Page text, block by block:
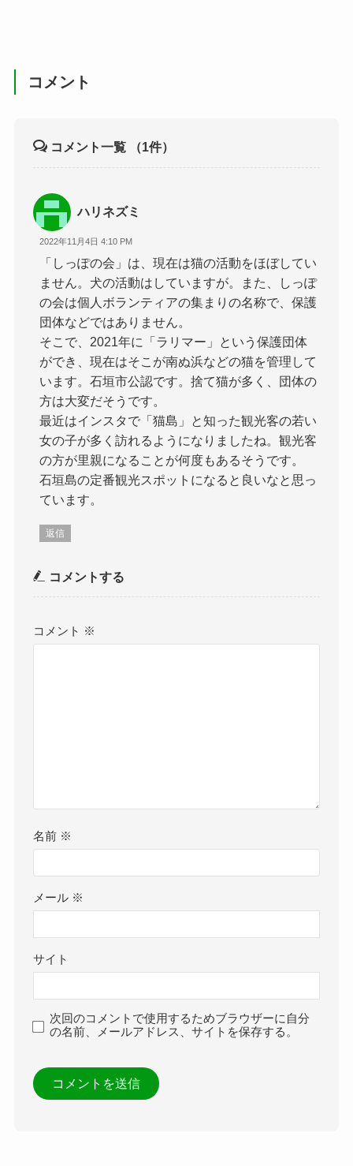
コメント
コメント一覧 （1件）
ハリネズミ
2022年11月4日 4:10 PM
「しっぽの会」は、現在は猫の活動をほぼしてい
ません。犬の活動はしていますが。また、しっぽ
の会は個人ボランティアの集まりの名称で、保護
団体などではありません。
そこで、2021年に「ラリマー」という保護団体
ができ、現在はそこが南ぬ浜などの猫を管理して
います。石垣市公認です。捨て猫が多く、団体の
方は大変だそうです。
最近はインスタで「猫島」と知った観光客の若い
女の子が多く訪れるようになりましたね。観光客
の方が里親になることが何度もあるそうです。
石垣島の定番観光スポットになると良いなと思っ
ています。
返信
コメントする
コメント ※
名前 ※
メール ※
サイト
次回のコメントで使用するためブラウザーに自分
の名前、メールアドレス、サイトを保存する。